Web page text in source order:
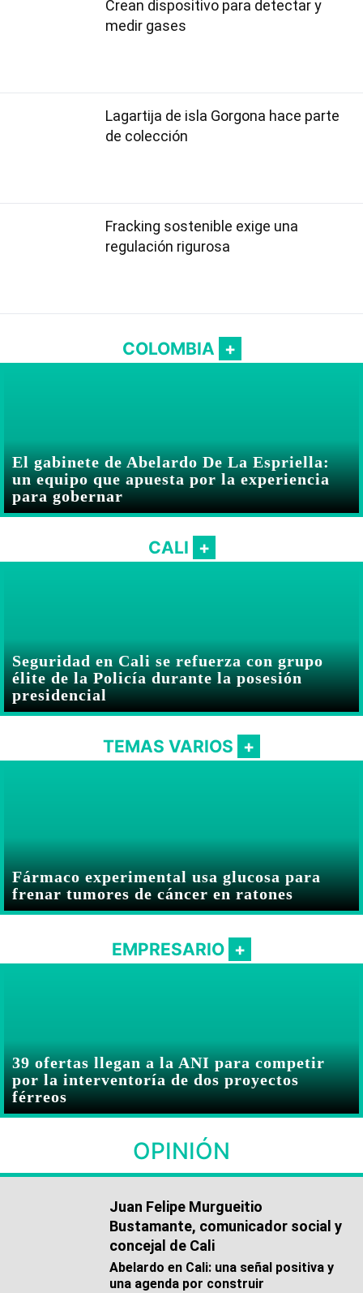
Crean dispositivo para detectar y
medir gases
Lagartija de isla Gorgona hace parte
de colección
Fracking sostenible exige una
regulación rigurosa
COLOMBIA
El gabinete de Abelardo De La Espriella:
un equipo que apuesta por la experiencia
para gobernar
CALI
Seguridad en Cali se refuerza con grupo
élite de la Policía durante la posesión
presidencial
TEMAS VARIOS
Fármaco experimental usa glucosa para
frenar tumores de cáncer en ratones
EMPRESARIO
39 ofertas llegan a la ANI para competir
por la interventoría de dos proyectos
férreos
OPINIÓN
Juan Felipe Murgueitio
Bustamante, comunicador social y
concejal de Cali
Abelardo en Cali: una señal positiva y
una agenda por construir